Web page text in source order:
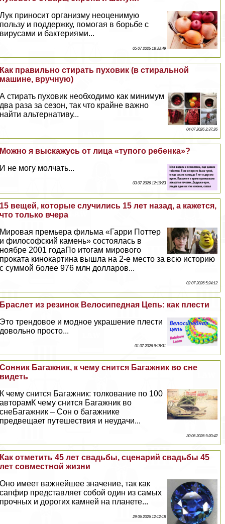
Лук приносит организму неоценимую
пользу и поддержку, помогая в борьбе с
вирусами и бактериями...
05 07 2026 18:33:49
Как правильно стирать пуховик (в стиральной
машине, вручную)
А стирать пуховик необходимо как минимум
два раза за сезон, так что крайне важно
найти альтернативу...
04 07 2026 2:37:26
Можно я выскажусь от лица «тупого ребенка»?
И не могу молчать...
03 07 2026 12:10:23
15 вещей, которые случились 15 лет назад, а кажется,
что только вчера
Мировая премьера фильма «Гарри Поттер
и философский камень» состоялась в
ноябре 2001 годаПо итогам мирового
проката кинокартина вышла на 2-е место за всю историю
с суммой более 976 млн долларов...
02 07 2026 5:24:12
Браслет из резинок Велосипедная Цепь: как плести
Это трендовое и модное украшение плести
довольно просто...
01 07 2026 9:18:31
Сонник Багажник, к чему снится Багажник во сне
видеть
К чему снится Багажник: толкование по 100
авторамК чему снится Багажник во
снеБагажник – Сон о багажнике
предвещает путешествия и неудачи...
30 06 2026 9:20:42
Как отметить 45 лет свадьбы, сценарий свадьбы 45
лет совместной жизни
Оно имеет важнейшее значение, так как
сапфир представляет собой один из самых
прочных и дорогих камней на планете...
29 06 2026 12:12:18